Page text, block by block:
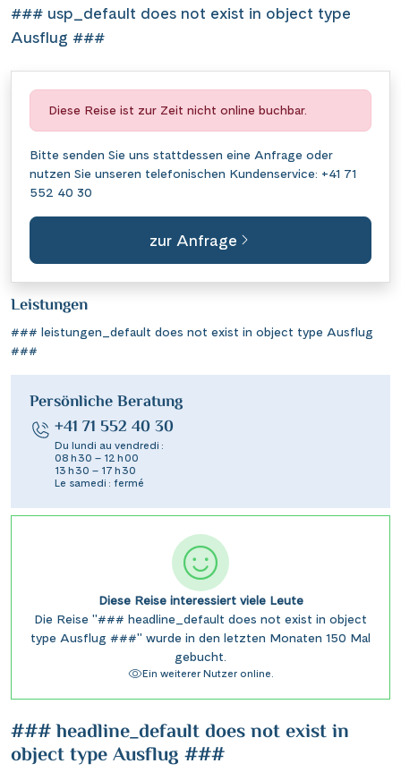
### usp_default does not exist in object type
Ausflug ###
### headline_default does not exist in
object type Ausflug ###
Diese Reise ist zur Zeit nicht online buchbar.
Bitte senden Sie uns stattdessen eine Anfrage oder
nutzen Sie unseren telefonischen Kundenservice: +41 71
552 40 30
zur Anfrage
Leistungen
### leistungen_default does not exist in object type Ausflug
###
Persönliche Beratung
+41 71 552 40 30
Du lundi au vendredi :
08 h 30 – 12 h 00
13 h 30 – 17 h 30
Le samedi : fermé
Diese Reise interessiert viele Leute
Die Reise "### headline_default does not exist in object
type Ausflug ###" wurde in den letzten Monaten 150 Mal
gebucht.
Ein weiterer Nutzer online.